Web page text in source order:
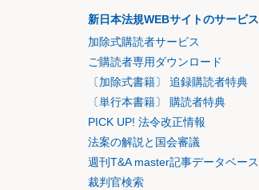
新日本法規WEBサイトのサービス
加除式購読者サービス
ご購読者専用ダウンロード
〔加除式書籍〕 追録購読者特典
〔単行本書籍〕 購読者特典
PICK UP! 法令改正情報
法案の解説と国会審議
週刊T&A master記事データベース
裁判官検索